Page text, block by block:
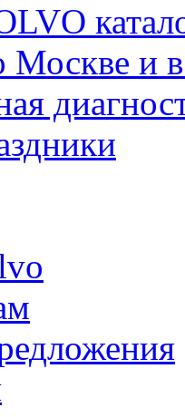
Москве и